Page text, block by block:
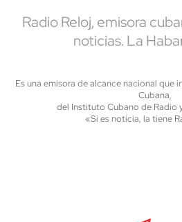
Radio Reloj, emisora
noticias. La
Es una emisora de alcance nacional que
Cubana,
del Instituto Cubano de Radio
«Si es noticia, la tiene